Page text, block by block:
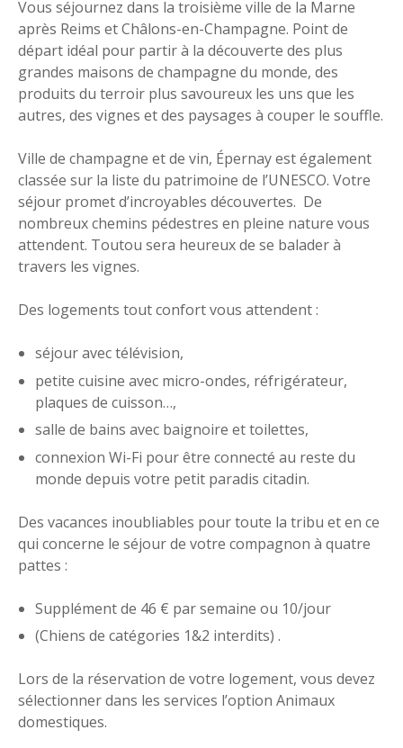
Vous séjournez dans la troisième ville de la Marne
après Reims et Châlons-en-Champagne. Point de
départ idéal pour partir à la découverte des plus
grandes maisons de champagne du monde, des
produits du terroir plus savoureux les uns que les
autres, des vignes et des paysages à couper le souffle.
Ville de champagne et de vin, Épernay est également
classée sur la liste du patrimoine de l’UNESCO. Votre
séjour promet d’incroyables découvertes. De
nombreux chemins pédestres en pleine nature vous
attendent. Toutou sera heureux de se balader à
travers les vignes.
Des logements tout confort vous attendent :
séjour avec télévision,
petite cuisine avec micro-ondes, réfrigérateur,
plaques de cuisson…,
salle de bains avec baignoire et toilettes,
connexion Wi-Fi pour être connecté au reste du
monde depuis votre petit paradis citadin.
Des vacances inoubliables pour toute la tribu et en ce
qui concerne le séjour de votre compagnon à quatre
pattes :
Supplément de 46 € par semaine ou 10/jour
(Chiens de catégories 1&2 interdits) .
Lors de la réservation de votre logement, vous devez
sélectionner dans les services l’option Animaux
domestiques.